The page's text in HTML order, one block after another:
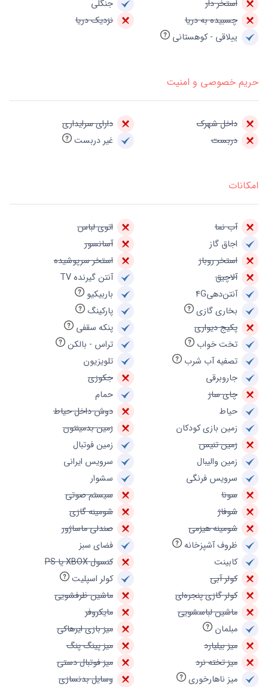
استخر دار
جنگلی
چسبیده به دریا
نزدیک دریا
ییلاقی - کوهستانی
حریم خصوصی و امنیت
داخل شهرک
دارای سرایداری
دربست
غیر دربست
امکانات
آب نما
اتوی لباس
اجاق گاز
آسانسور
استخر روباز
استخر سرپوشیده
آلاچیق
آنتن گیرنده TV
آنتن‌دهی4G
باربیکیو
بخاری گازی
پارکینگ
پکیج دیواری
پنکه سقفی
تخت خواب
تراس - بالکن
تصفیه آب شرب
تلویزیون
جاروبرقی
جکوزی
چای ساز
حمام
حیاط
دوش داخل حیاط
زمین بازی کودکان
زمین بدمینتون
زمین تنیس
زمین فوتبال
زمین والیبال
سرویس ایرانی
سرویس فرنگی
سشوار
سونا
سیستم صوتی
شوفاژ
شومینه گازی
شومینه هیزمی
صندلی ماساژور
ظروف آشپزخانه
فضای سبز
کابینت
کنسول XBOX یا PS
کولر آبی
کولر اسپلیت
کولر گازی پنجره‌ای
ماشین ظرفشویی
ماشین لباسشویی
مایکروفر
مبلمان
میز بازی ایرهاکی
میز بیلیارد
میز پینگ پنگ
میز تخته نرد
میز فوتبال دستی
میز ناهارخوری
وسایل بدنسازی